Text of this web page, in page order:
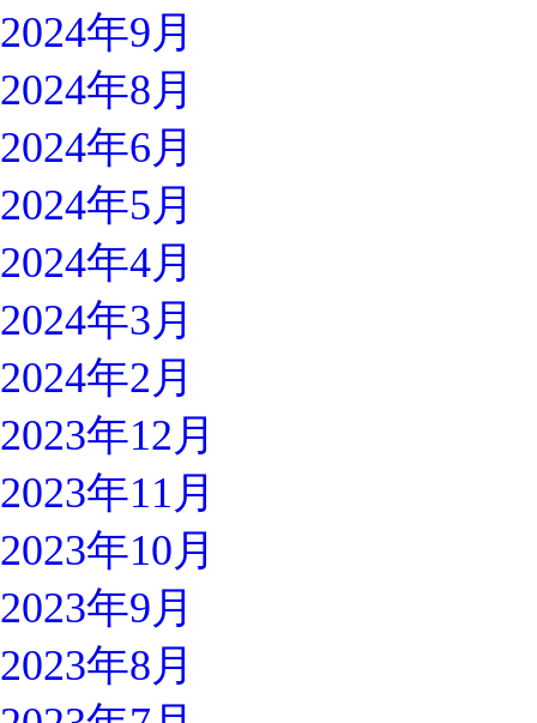
2024年9月
2024年8月
2024年6月
2024年5月
2024年4月
2024年3月
2024年2月
2023年12月
2023年11月
2023年10月
2023年9月
2023年8月